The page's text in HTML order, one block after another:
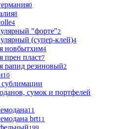
0
8
4
"форте"2
(супер-клей)4
новбытхим4
прен пласт7
рапид резиновый2
10
сумок и портфелей
11
brt11